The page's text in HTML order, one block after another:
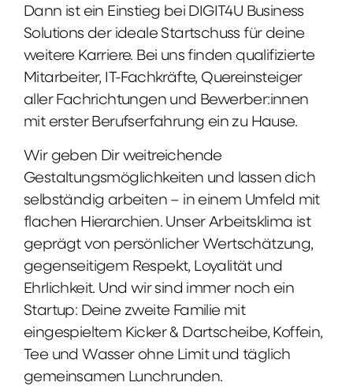
Dann ist ein Einstieg bei DIGIT4U Business
Solutions der ideale Startschuss für deine
weitere Karriere. Bei uns finden qualifizierte
Mitarbeiter, IT-Fachkräfte, Quereinsteiger
aller Fachrichtungen und Bewerber:innen
mit erster Berufserfahrung ein zu Hause.
Wir geben Dir weitreichende
Gestaltungsmöglichkeiten und lassen dich
selbständig arbeiten – in einem Umfeld mit
flachen Hierarchien. Unser Arbeitsklima ist
geprägt von persönlicher Wertschätzung,
gegenseitigem Respekt, Loyalität und
Ehrlichkeit. Und wir sind immer noch ein
Startup: Deine zweite Familie mit
eingespieltem Kicker & Dartscheibe, Koffein,
Tee und Wasser ohne Limit und täglich
gemeinsamen Lunchrunden.